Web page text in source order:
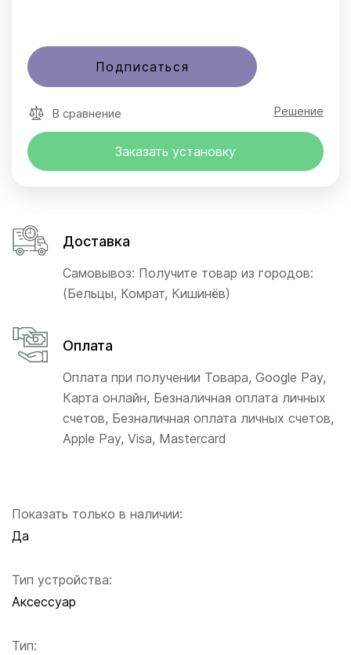
Показать только в наличии:
Да
Тип устройства:
Аксессуар
Тип:
Подписаться
В сравнение Решение
Заказать установку
Доставка
Самовывоз: Получите товар из городов:
(Бельцы, Комрат, Кишинёв)
Оплата
Оплата при получении Товара, Google Pay,
Карта онлайн, Безналичная оплата личных
счетов, Безналичная оплата личных счетов,
Apple Pay, Visa, Mastercard